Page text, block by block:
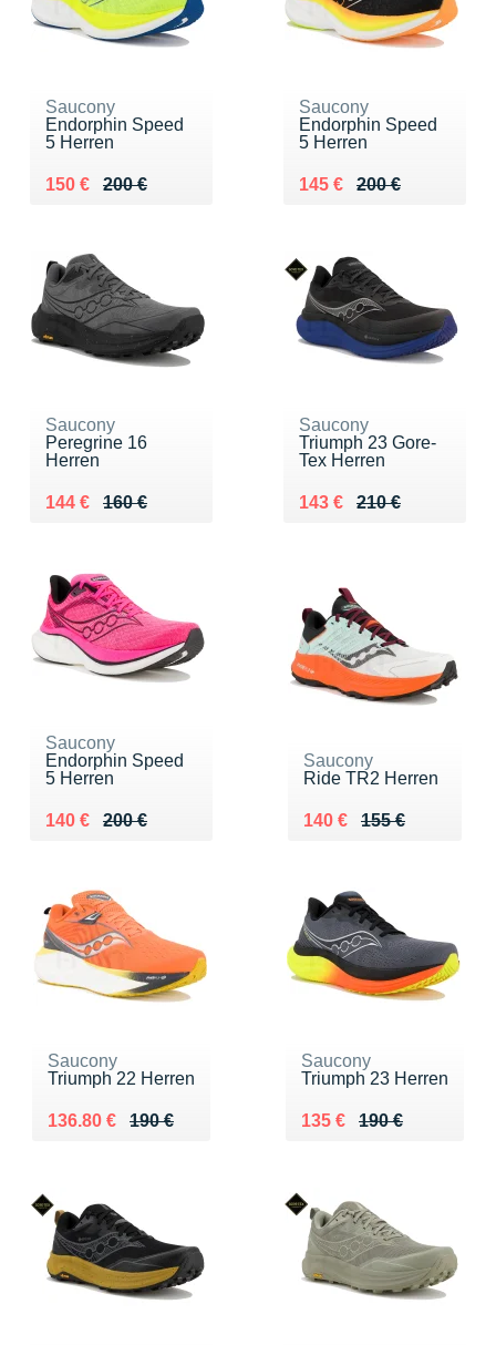
Saucony
Endorphin Speed
5 Herren
200 €
Au lieu de 200 €
150 €
Vendu 150 €
Saucony
Endorphin Speed
5 Herren
200 €
Au lieu de 200 €
145 €
Vendu 145 €
Saucony
Peregrine 16
Herren
160 €
Au lieu de 160 €
144 €
Vendu 144 €
Saucony
Triumph 23 Gore-
Tex Herren
210 €
Au lieu de 210 €
143 €
Vendu 143 €
Saucony
Endorphin Speed
5 Herren
200 €
Au lieu de 200 €
140 €
Vendu 140 €
Saucony
Ride TR2 Herren
155 €
Au lieu de 155 €
140 €
Vendu 140 €
Saucony
Triumph 22 Herren
190 €
Au lieu de 190 €
136.80 €
Vendu 136.80 €
Saucony
Triumph 23 Herren
190 €
Au lieu de 190 €
135 €
Vendu 135 €